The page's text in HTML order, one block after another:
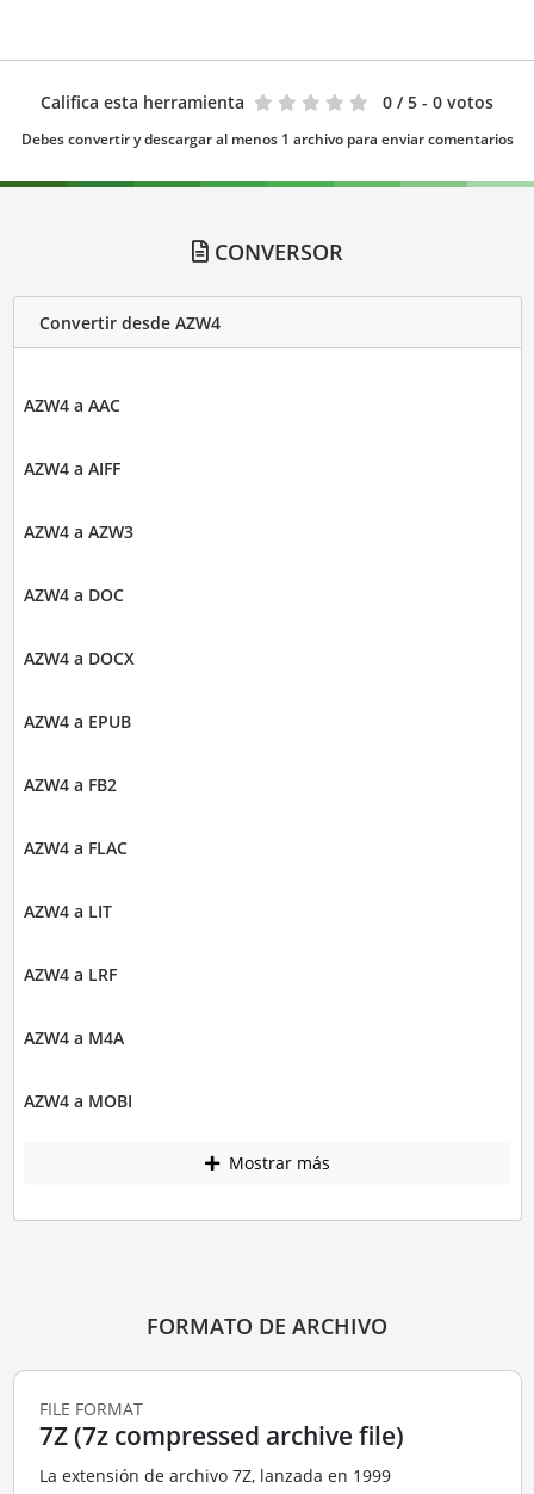
Califica esta herramienta 0 / 5 - 0 votos
Debes convertir y descargar al menos 1 archivo para enviar comentarios
CONVERSOR
Convertir desde AZW4
AZW4 a AAC
AZW4 a AIFF
AZW4 a AZW3
AZW4 a DOC
AZW4 a DOCX
AZW4 a EPUB
AZW4 a FB2
AZW4 a FLAC
AZW4 a LIT
AZW4 a LRF
AZW4 a M4A
AZW4 a MOBI
Mostrar más
FORMATO DE ARCHIVO
FILE FORMAT
7Z (7z compressed archive file)
La extensión de archivo 7Z, lanzada en 1999